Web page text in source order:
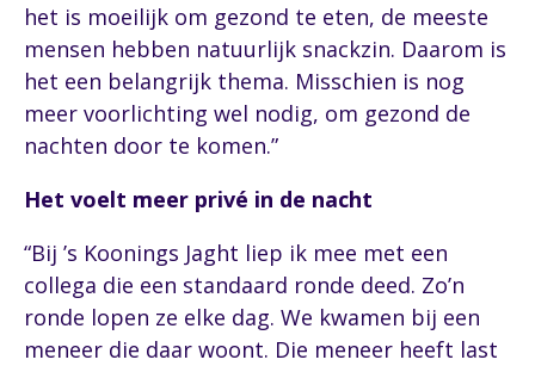
het is moeilijk om gezond te eten, de meeste
mensen hebben natuurlijk snackzin. Daarom is
het een belangrijk thema. Misschien is nog
meer voorlichting wel nodig, om gezond de
nachten door te komen.”
Het voelt meer privé in de nacht
“Bij ’s Koonings Jaght liep ik mee met een
collega die een standaard ronde deed. Zo’n
ronde lopen ze elke dag. We kwamen bij een
meneer die daar woont. Die meneer heeft last